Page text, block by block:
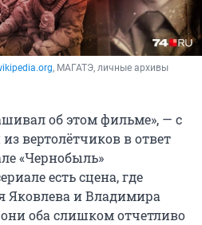
, МАГАТЭ, личные архивы
об этом фильме», — с
вертолётчиков в ответ
«Чернобыль»
есть сцена, где
Яковлева и Владимира
оба слишком отчетливо